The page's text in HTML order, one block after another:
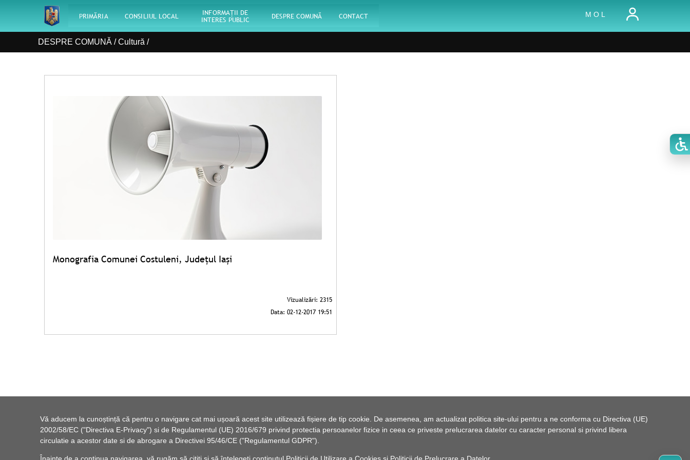
Vă aducem la cunoștință că pentru o navigare cat mai ușoară acest site utilizează fișiere de tip cookie. De asemenea, am actualizat politica site-ului pentru a ne conforma cu Directiva (UE)
2002/58/EC ("Directiva E-Privacy") si de Regulamentul (UE) 2016/679 privind protectia persoanelor fizice in ceea ce priveste prelucrarea datelor cu caracter personal si privind libera
circulatie a acestor date si de abrogare a Directivei 95/46/CE ("Regulamentul GDPR").
PRIMĂRIA CONSILIUL LOCAL INFORMAŢII DE
INTERES PUBLIC DESPRE COMUNĂ CONTACT M O L
DESPRE COMUNĂ /Cultură /
Monografia Comunei Costuleni, Judeţul Iași